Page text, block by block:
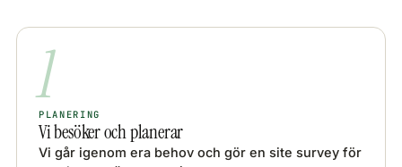
1
PLANERING
Vi besöker och planerar
Vi går igenom era behov och gör en site survey för